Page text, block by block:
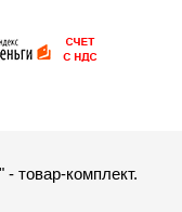
товар-комплект.